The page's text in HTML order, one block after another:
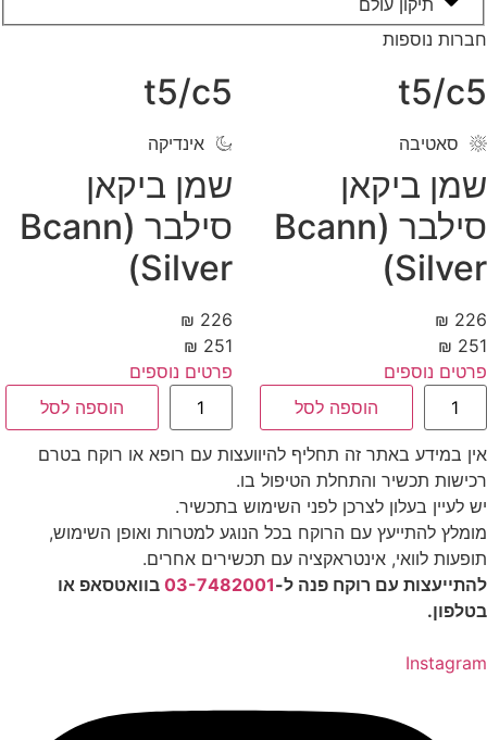
‮תיקון עולם‬
נוספות
t5/
סאטיבה
ביקאן
סילבר (Bcann
נוספים
הוספה לסל
t5/c5
אינדיקה
שמן ביקאן
סילבר (Bcann
Silver)
226 ₪
251 ₪
פרטים נוספים
כמות
שמן
ביקאן
סילבר
(Bcann
Silver)
הוספה לסל
במידע באתר זה תחליף להיוועצות עם רופא או רוקח בטרם
תכשיר והתחלת הטיפול בו.
לעיין בעלון לצרכן לפני השימוש בתכשיר.
להתייעץ עם הרוקח בכל הנוגע למטרות ואופן השימוש,
לוואי, אינטראקציה עם תכשירים אחרים.
עם רוקח פנה ל-03-7482001בוואטסאפ או